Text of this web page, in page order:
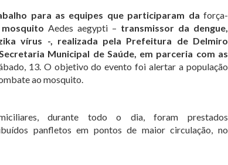
para as equipes que participaram da força-
Aedes aegypti – transmissor da dengue,
vírus -, realizada pela Prefeitura de Delmiro
Municipal de Saúde, em parceria com as
13. O objetivo do evento foi alertar a população
ao mosquito.
durante todo o dia, foram prestados
panfletos em pontos de maior circulação, no